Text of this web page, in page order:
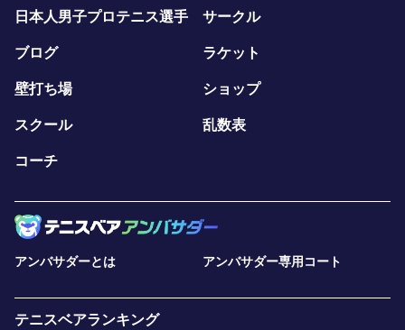
日本人男子プロテニス選手 サークル
ブログ ラケット
壁打ち場 ショップ
スクール 乱数表
コーチ
アンバサダーとは アンバサダー専用コート
テニスベアランキング